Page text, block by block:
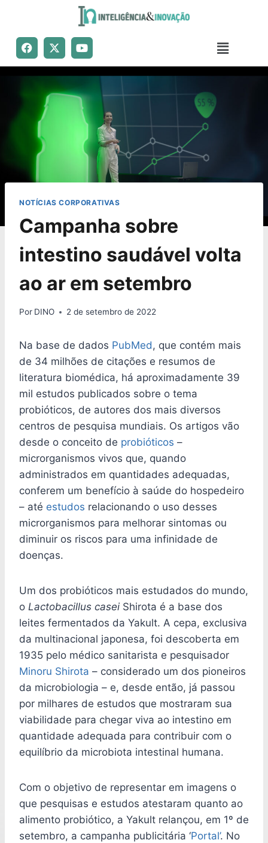
NOTÍCIAS CORPORATIVAS
Campanha sobre
intestino saudável volta
ao ar em setembro
Por DINO 2 de setembro de 2022
Na base de dados PubMed, que contém mais
de 34 milhões de citações e resumos de
literatura biomédica, há aproximadamente 39
mil estudos publicados sobre o tema
probióticos, de autores dos mais diversos
centros de pesquisa mundiais. Os artigos vão
desde o conceito de probióticos ­–
microrganismos vivos que, quando
administrados em quantidades adequadas,
conferem um benefício à saúde do hospedeiro
– até estudos relacionando o uso desses
microrganismos para melhorar sintomas ou
diminuir os riscos para uma infinidade de
doenças.
Um dos probióticos mais estudados do mundo,
o Lactobacillus casei Shirota é a base dos
leites fermentados da Yakult. A cepa, exclusiva
da multinacional japonesa, foi descoberta em
1935 pelo médico sanitarista e pesquisador
Minoru Shirota – considerado um dos pioneiros
da microbiologia – e, desde então, já passou
por milhares de estudos que mostraram sua
viabilidade para chegar viva ao intestino em
quantidade adequada para contribuir com o
equilíbrio da microbiota intestinal humana.
Com o objetivo de representar em imagens o
que pesquisas e estudos atestaram quanto ao
alimento probiótico, a Yakult relançou, em 1º de
setembro, a campanha publicitária ‘Portal’. No